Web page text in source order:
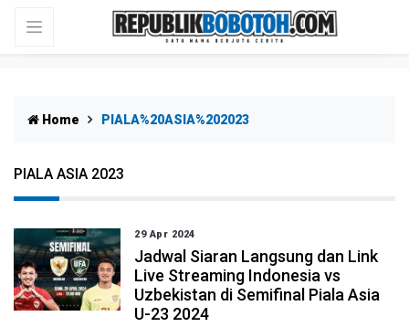
Home PIALA%20ASIA%202023
PIALA ASIA 2023
29 Apr 2024
Jadwal Siaran Langsung dan Link
Live Streaming Indonesia vs
Uzbekistan di Semifinal Piala Asia
U-23 2024